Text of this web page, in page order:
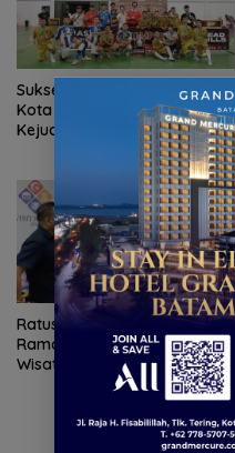
Sukses Gelar MSL 2026, TMP
Kota Batam Bersiap Bidik
Kejuaraan Futsal
Ratusan Wisatawan Malaysia
Ramaikan Family Rally
Wisata Season 3 di Batam